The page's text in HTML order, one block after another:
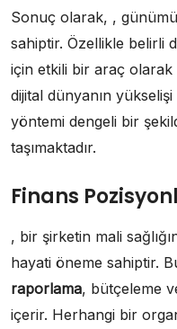
Sonuç olarak, ,
sahiptir. Özellikle belirli
için etkili bir araç
dijital dünyanın
yöntemi dengeli bir
taşımaktadır.
Finans
, bir şirketin mali
hayati öneme sahiptir.
raporlama, bütçeleme
içerir. Herhangi bir